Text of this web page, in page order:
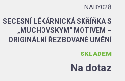
NABY028
SECESNÍ LÉKÁRNICKÁ SKŘÍŇKA S
„MUCHOVSKÝM“ MOTIVEM –
ORIGINÁLNÍ ŘEZBOVANÉ UMĚNÍ
SKLADEM
Na dotaz